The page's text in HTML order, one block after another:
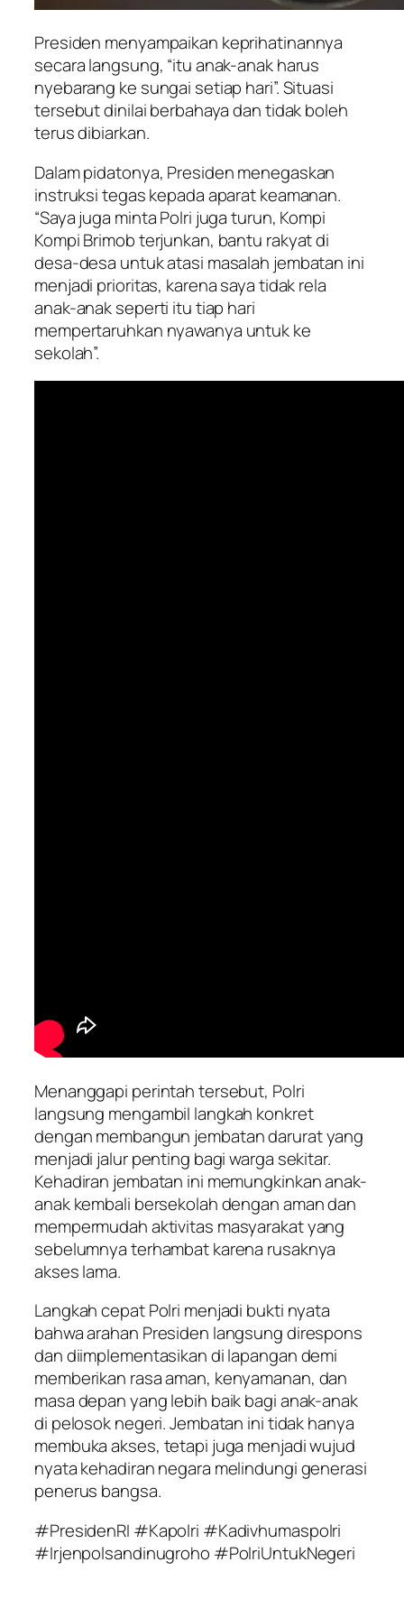
Presiden menyampaikan keprihatinannya
secara langsung, “itu anak-anak harus
nyebarang ke sungai setiap hari”. Situasi
tersebut dinilai berbahaya dan tidak boleh
terus dibiarkan.
Dalam pidatonya, Presiden menegaskan
instruksi tegas kepada aparat keamanan.
“Saya juga minta Polri juga turun, Kompi
Kompi Brimob terjunkan, bantu rakyat di
desa-desa untuk atasi masalah jembatan ini
menjadi prioritas, karena saya tidak rela
anak-anak seperti itu tiap hari
mempertaruhkan nyawanya untuk ke
sekolah”.
Menanggapi perintah tersebut, Polri
langsung mengambil langkah konkret
dengan membangun jembatan darurat yang
menjadi jalur penting bagi warga sekitar.
Kehadiran jembatan ini memungkinkan anak-
anak kembali bersekolah dengan aman dan
mempermudah aktivitas masyarakat yang
sebelumnya terhambat karena rusaknya
akses lama.
Langkah cepat Polri menjadi bukti nyata
bahwa arahan Presiden langsung direspons
dan diimplementasikan di lapangan demi
memberikan rasa aman, kenyamanan, dan
masa depan yang lebih baik bagi anak-anak
di pelosok negeri. Jembatan ini tidak hanya
membuka akses, tetapi juga menjadi wujud
nyata kehadiran negara melindungi generasi
penerus bangsa.
#PresidenRI #Kapolri #Kadivhumaspolri
#Irjenpolsandinugroho #PolriUntukNegeri